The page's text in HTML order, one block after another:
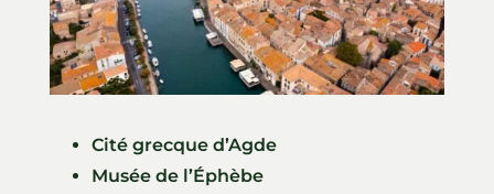
Cité grecque d’Agde
Musée de l’Éphèbe